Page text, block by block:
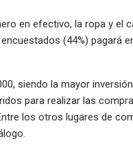
en efectivo, la ropa y el
(44%) pagará
siendo la mayor
para realizar las
los otros lugares de